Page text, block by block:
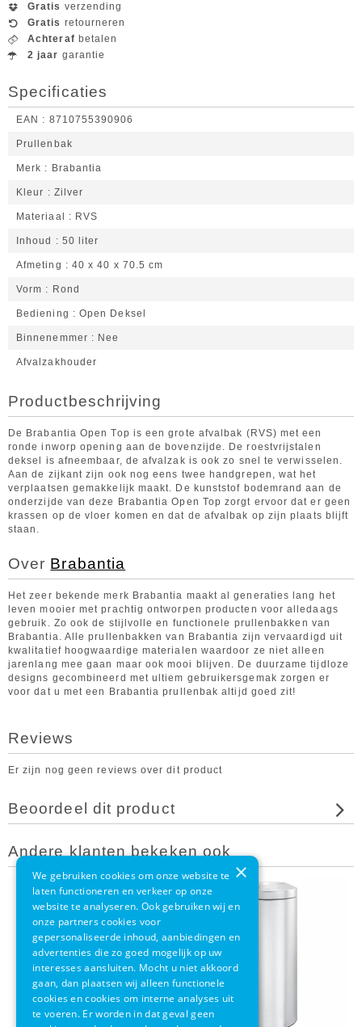
Gratis verzending
Gratis retourneren
Achteraf betalen
2 jaar garantie
Specificaties
EAN 8710755390906
Prullenbak
Merk Brabantia
Kleur Zilver
Materiaal RVS
Inhoud 50 liter
Afmeting 40 x 40 x 70.5 cm
Vorm Rond
Bediening Open Deksel
Binnenemmer Nee
Afvalzakhouder
Productbeschrijving
De Brabantia Open Top is een grote afvalbak (RVS) met een
ronde inworp opening aan de bovenzijde. De roestvrijstalen
deksel is afneembaar, de afvalzak is ook zo snel te verwisselen.
Aan de zijkant zijn ook nog eens twee handgrepen, wat het
verplaatsen gemakkelijk maakt. De kunststof bodemrand aan de
onderzijde van deze Brabantia Open Top zorgt ervoor dat er geen
krassen op de vloer komen en dat de afvalbak op zijn plaats blijft
staan.
Over Brabantia
Het zeer bekende merk Brabantia maakt al generaties lang het
leven mooier met prachtig ontworpen producten voor alledaags
gebruik. Zo ook de stijlvolle en functionele prullenbakken van
Brabantia. Alle prullenbakken van Brabantia zijn vervaardigd uit
kwalitatief hoogwaardige materialen waardoor ze niet alleen
jarenlang mee gaan maar ook mooi blijven. De duurzame tijdloze
designs gecombineerd met ultiem gebruikersgemak zorgen er
voor dat u met een Brabantia prullenbak altijd goed zit!
Reviews
Er zijn nog geen reviews over dit product
Beoordeel dit product
Andere klanten bekeken ook
×
We gebruiken cookies om onze website te
laten functioneren en verkeer op onze
website te analyseren. Ook gebruiken wij en
onze partners cookies voor
gepersonaliseerde inhoud, aanbiedingen en
advertenties die zo goed mogelijk op uw
interesses aansluiten. Mocht u niet akkoord
gaan, dan plaatsen wij alleen functionele
cookies en cookies om interne analyses uit
te voeren. Er worden in dat geval geen